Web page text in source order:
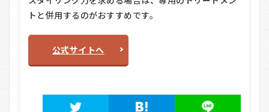
トと併用するのがおすすめです。
公式サイトへ